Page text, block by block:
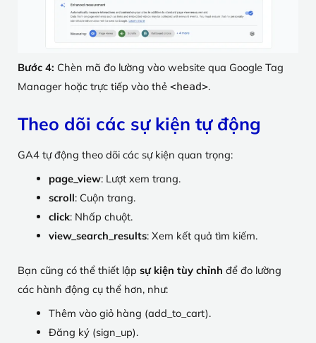
Bước 4: Chèn mã đo lường vào website qua Google Tag
Manager hoặc trực tiếp vào thẻ <head>.
Theo dõi các sự kiện tự động
GA4 tự động theo dõi các sự kiện quan trọng:
page_view: Lượt xem trang.
scroll: Cuộn trang.
click: Nhấp chuột.
view_search_results: Xem kết quả tìm kiếm.
Bạn cũng có thể thiết lập sự kiện tùy chỉnh để đo lường
các hành động cụ thể hơn, như:
Thêm vào giỏ hàng (add_to_cart).
Đăng ký (sign_up).